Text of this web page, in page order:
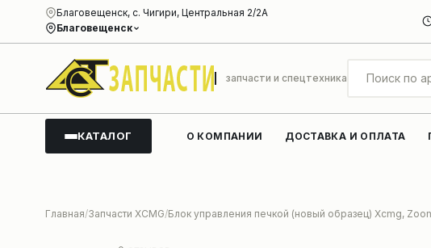
Благовещенск
Благовещенск, с. Чигири, Центральная 2/2А
запчасти и спецтехника
КАТАЛОГ О КОМПАНИИ ДОСТАВКА И ОПЛАТА
Главная Запчасти XCMG Блок управления печкой (новый образец) Xcmg,